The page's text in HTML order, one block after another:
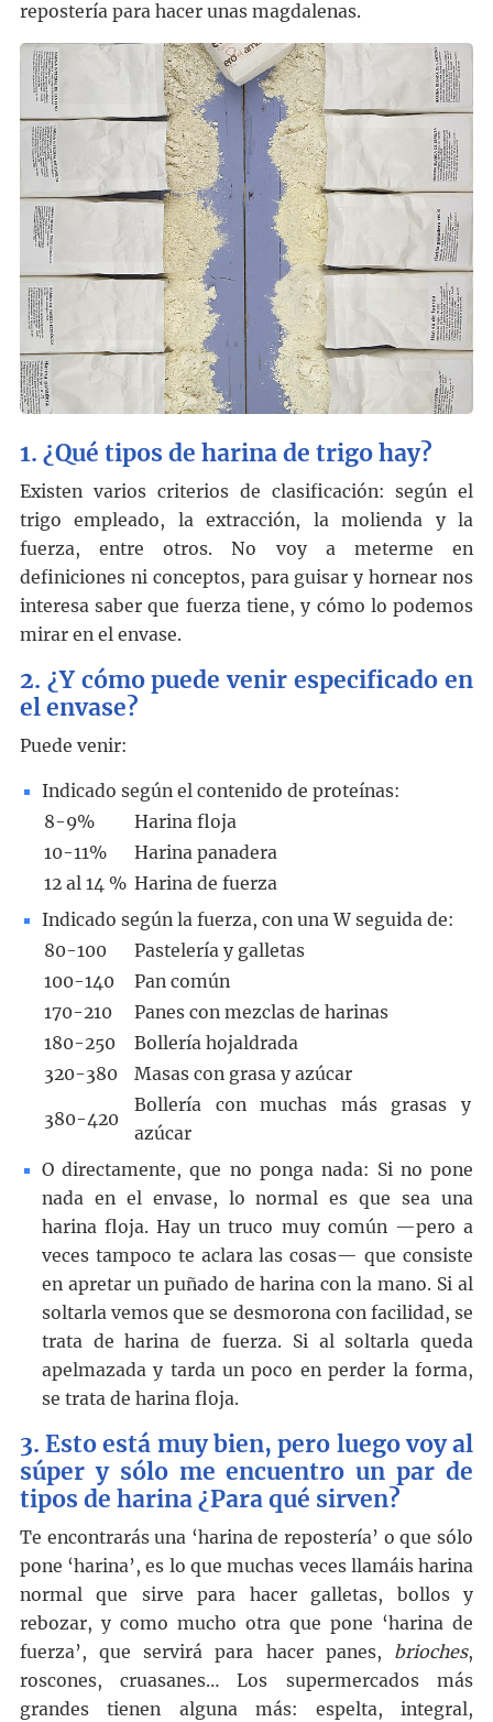
repostería para hacer unas magdalenas.
1. ¿Qué tipos de harina de trigo hay?
Existen varios criterios de clasificación: según el
trigo empleado, la extracción, la molienda y la
fuerza, entre otros. No voy a meterme en
definiciones ni conceptos, para guisar y hornear nos
interesa saber que fuerza tiene, y cómo lo podemos
mirar en el envase.
2. ¿Y cómo puede venir especificado en
el envase?
Puede venir:
Indicado según el contenido de proteínas:
8-9%
Harina floja
10-11%
Harina panadera
12 al 14 % Harina de fuerza
Indicado según la fuerza, con una W seguida de:
80-100
Pastelería y galletas
100-140
Pan común
170-210
Panes con mezclas de harinas
180-250
Bollería hojaldrada
320-380
Masas con grasa y azúcar
380-420
Bollería con muchas más grasas y
azúcar
O directamente, que no ponga nada: Si no pone
nada en el envase, lo normal es que sea una
harina floja. Hay un truco muy común —pero a
veces tampoco te aclara las cosas— que consiste
en apretar un puñado de harina con la mano. Si al
soltarla vemos que se desmorona con facilidad, se
trata de harina de fuerza. Si al soltarla queda
apelmazada y tarda un poco en perder la forma,
se trata de harina floja.
3. Esto está muy bien, pero luego voy al
súper y sólo me encuentro un par de
tipos de harina ¿Para qué sirven?
Te encontrarás una ‘harina de repostería’ o que sólo
pone ‘harina’, es lo que muchas veces llamáis harina
normal que sirve para hacer galletas, bollos y
rebozar, y como mucho otra que pone ‘harina de
fuerza’, que servirá para hacer panes, brioches,
roscones, cruasanes… Los supermercados más
grandes tienen alguna más: espelta, integral,